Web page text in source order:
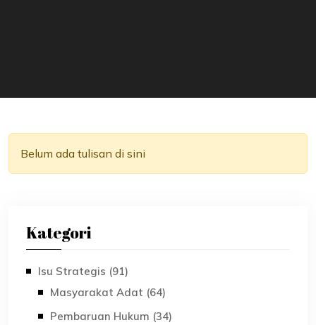
Belum ada tulisan di sini
Kategori
Isu Strategis (91)
Masyarakat Adat (64)
Pembaruan Hukum (34)